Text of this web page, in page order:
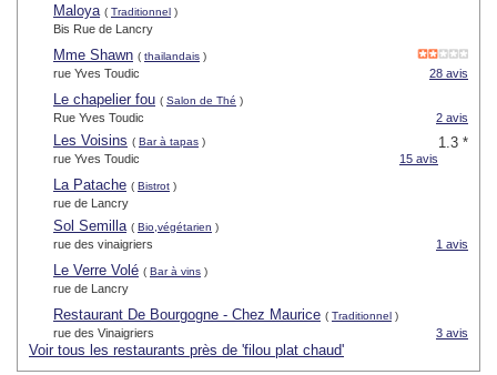
Maloya ( Traditionnel )
Bis Rue de Lancry
Mme Shawn ( thailandais )
28 avis
rue Yves Toudic
Le chapelier fou ( Salon de Thé )
2 avis
Rue Yves Toudic
1.3 *
Les Voisins ( Bar à tapas )
15 avis
rue Yves Toudic
La Patache ( Bistrot )
rue de Lancry
Sol Semilla ( Bio,végétarien )
1 avis
rue des vinaigriers
Le Verre Volé ( Bar à vins )
rue de Lancry
Restaurant De Bourgogne - Chez Maurice ( Traditionnel )
3 avis
rue des Vinaigriers
Voir tous les restaurants près de 'filou plat chaud'